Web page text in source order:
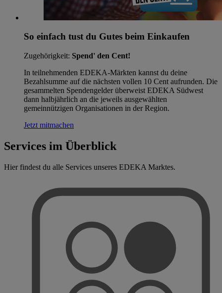
So einfach tust du Gutes beim Einkaufen
Zugehörigkeit: Spend' den Cent!
In teilnehmenden EDEKA-Märkten kannst du deine
Bezahlsumme auf die nächsten vollen 10 Cent aufrunden. Die
gesammelten Spendengelder überweist EDEKA Südwest
dann halbjährlich an die jeweils ausgewählten
gemeinnützigen Organisationen in der Region.
Jetzt mitmachen
Services im Überblick
Hier findest du alle Services unseres EDEKA Marktes.